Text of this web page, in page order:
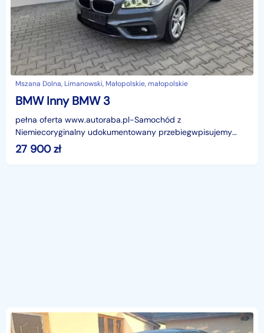
Mszana Dolna, Limanowski, Małopolskie, małopolskie
BMW Inny BMW 3
pełna oferta www.autoraba.pl-Samochód z
Niemiecoryginalny udokumentowany przebiegwpisujemy
przebieg na fakturze-BARDZO BOGATE
WYPOSAŻENIEreflektory FULL LEDLEDY
27 900zł